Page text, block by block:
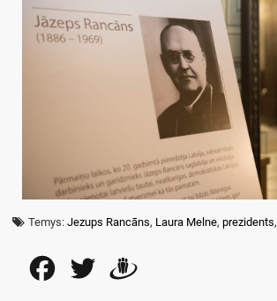
Temys:Jezups Rancāns, Laura Melne,prezidents,
FacebookTwitter